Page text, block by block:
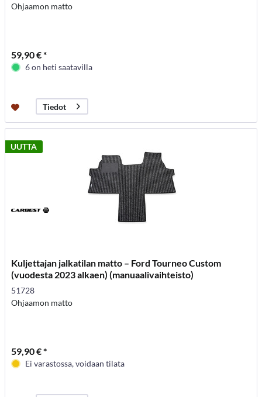
Ohjaamon matto
59,90 € *
6 on heti saatavilla
Tiedot
UUTTA
Kuljettajan jalkatilan matto – Ford Tourneo Custom
(vuodesta 2023 alkaen) (manuaalivaihteisto)
51728
Ohjaamon matto
59,90 € *
Ei varastossa, voidaan tilata